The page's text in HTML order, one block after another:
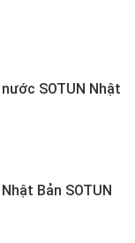
SOTUN Nhật
Bản SOTUN